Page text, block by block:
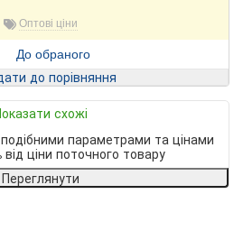
Оптові ціни
До обраного
до порівняння
схожі
параметрами та цінами
ціни поточного товару
Переглянути